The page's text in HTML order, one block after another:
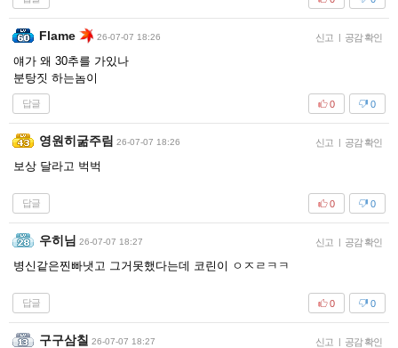
Flame 26-07-07 18:26 신고 | 공감 확인
얘가 왜 30추를 가있나
분탕짓 하는놈이
답글 0
0
영원히굶주림 26-07-07 18:26 신고 | 공감 확인
보상 달라고 벅벅
답글 0
0
우히님 26-07-07 18:27 신고 | 공감 확인
병신같은찐빠냇고 그거못했다는데 코린이 ㅇㅈㄹㅋㅋ
답글 0
0
구구삼칠 26-07-07 18:27 신고 | 공감 확인